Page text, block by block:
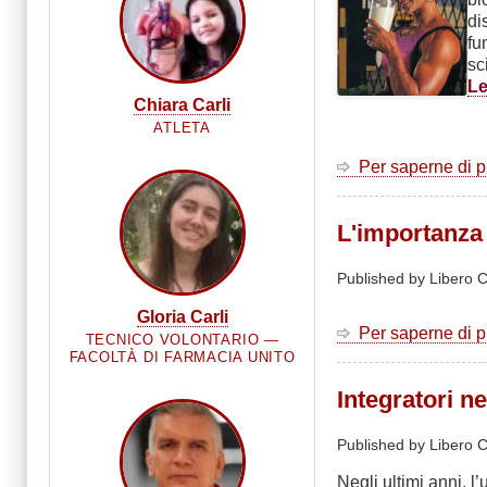
Chiara Carli
ATLETA
Gloria Carli
TECNICO VOLONTARIO —
FACOLTÀ DI FARMACIA UNITO
Per saperne di
Published by Libero
Per saperne di
Integratori
Published by Libero
Negli ultimi anni,